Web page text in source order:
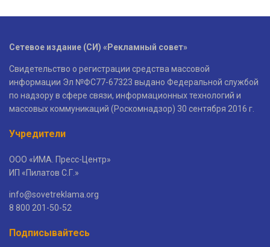
Сетевое издание (СИ) «Рекламный совет»
Свидетельство о регистрации средства массовой
информации Эл №ФС77-67323 выдано Федеральной службой
по надзору в сфере связи, информационных технологий и
массовых коммуникаций (Роскомнадзор) 30 сентября 2016 г.
Учредители
ООО «ИМА. Пресс-Центр»
ИП «Пилатов С.Г.»
info@sovetreklama.org
8 800 201-50-52
Подписывайтесь